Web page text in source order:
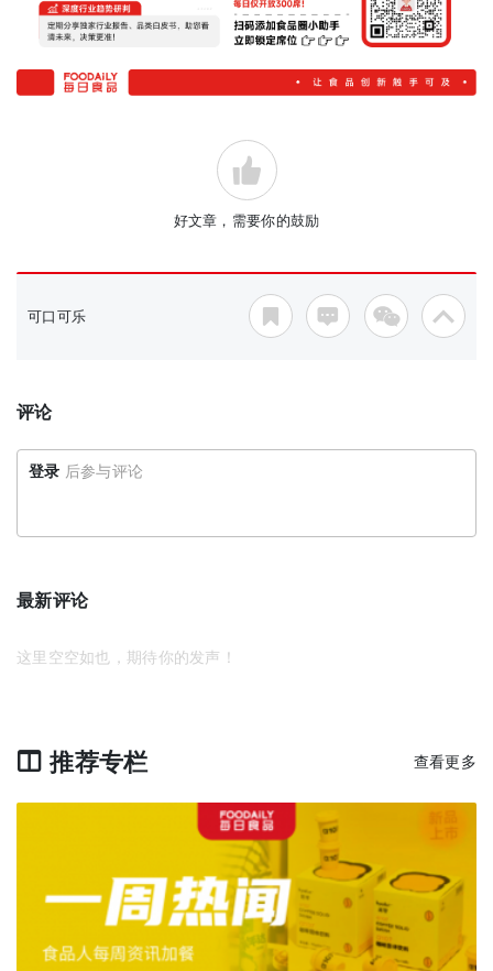
好文章，需要你的鼓励
可口可乐
评论
登录 后参与评论
最新评论
这里空空如也，期待你的发声！
推荐专栏 查看更多